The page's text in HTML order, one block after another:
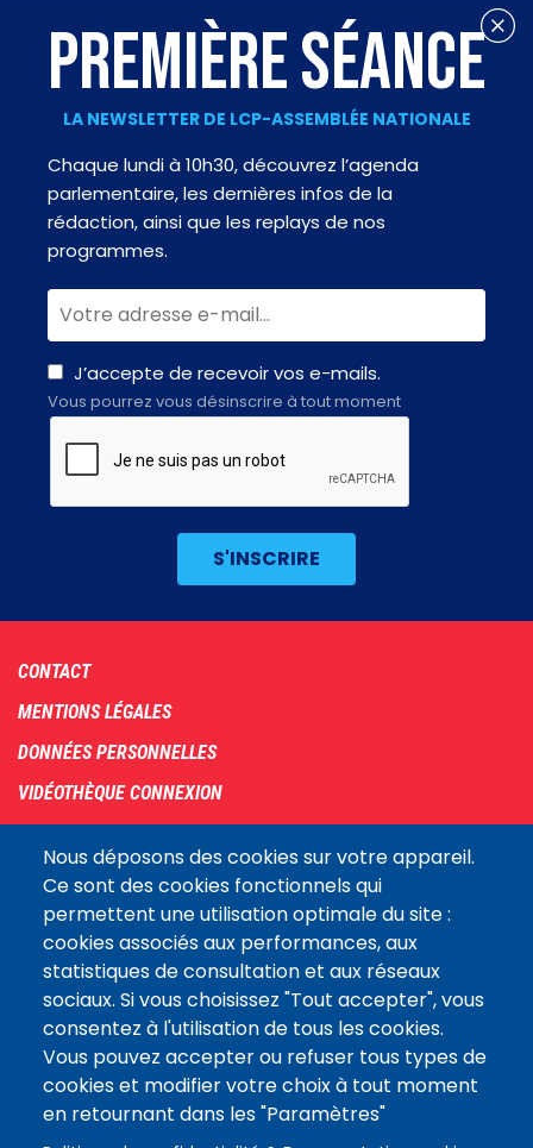
Nous déposons des cookies sur votre appareil.
Ce sont des cookies fonctionnels qui
permettent une utilisation optimale du site :
cookies associés aux performances, aux
statistiques de consultation et aux réseaux
sociaux. Si vous choisissez "Tout accepter", vous
consentez à l'utilisation de tous les cookies.
Vous pouvez accepter ou refuser tous types de
cookies et modifier votre choix à tout moment
en retournant dans les "Paramètres"
PREMIÈRE SÉANCE
LA NEWSLETTER DE LCP-ASSEMBLÉE NATIONALE
Chaque lundi à 10h30, découvrez l’agenda
parlementaire, les dernières infos de la
rédaction, ainsi que les replays de nos
programmes.
J’accepte de recevoir vos e-mails.
Vous pourrez vous désinscrire à tout moment
Footer
menu
CONTACT
MENTIONS LÉGALES
DONNÉES PERSONNELLES
VIDÉOTHÈQUE CONNEXION
ARCHIVES
COOKIES
Assemblée
nationaleLE SITE DE L’ASSEMBLÉE NATIONALE
Suivez-nous